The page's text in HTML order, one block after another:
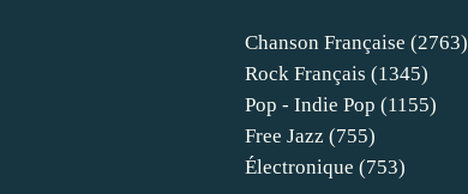
Chanson Française (2763)
Rock Français (1345)
Pop - Indie Pop (1155)
Free Jazz (755)
Électronique (753)